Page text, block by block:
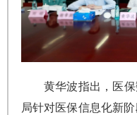
黄华波指出，医
局针对医保信息化新